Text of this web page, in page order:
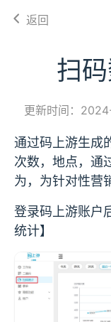
返回
扫
更新时间：
通过码上游生成
次数，地点，通
为，为针对性营
登录码上游账户
统计】